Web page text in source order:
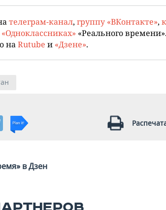
телеграм-канал, группу «ВКонтакте»,
«Реального времени».
наRutube и «Дзене».
в Дзен